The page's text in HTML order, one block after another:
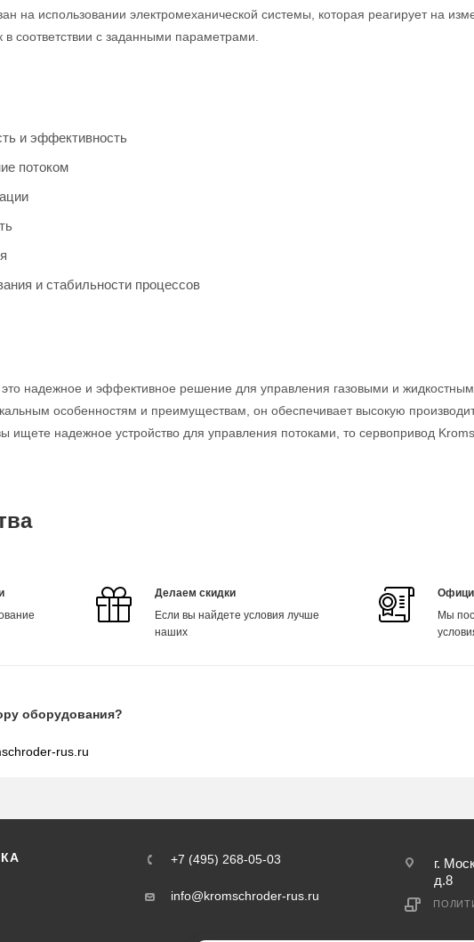
на использовании электромеханической системы, которая реагирует на
в соответствии с заданными параметрами.
и эффективность
потоком
и стабильности процессов
надежное и эффективное решение для управления газовыми и
особенностям и преимуществам, он обеспечивает высокую
ищете надежное устройство для управления потоками, то сервопривод
Делаем скидки
Если вы найдете условия лучше
наших
Мы
оборудования?
rus.ru
+7 (495) 268-05-03
info@kromschroder-rus.ru
г.
д.8